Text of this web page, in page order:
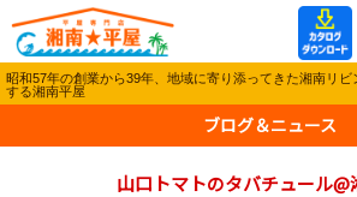
昭和57年の創業から39年、地域に寄り添ってきた湘南リビ
する湘南平屋
ブログ＆ニュース
山口トマトのタバチュール@